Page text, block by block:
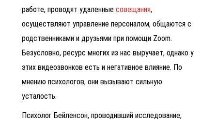
работе, проводят удаленные совещания,
осуществляют управление персоналом, общаются с
родственниками и друзьями при помощи Zoom.
Безусловно, ресурс многих из нас выручает, однако у
этих видеозвонков есть и негативное влияние. По
мнению психологов, они вызывают сильную
усталость.
Психолог Бейленсон, проводивший исследование,